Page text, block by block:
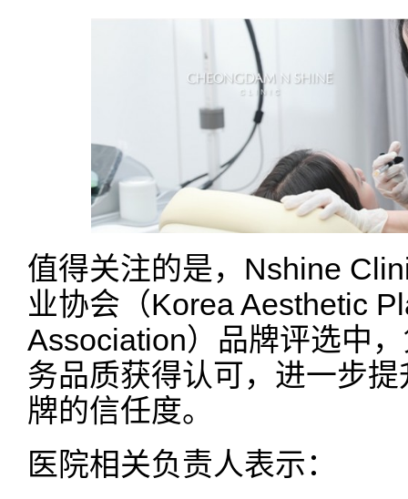
值得关注的是，Nshine
业协会（Korea Aesthetic
Association）品牌评选中
务品质获得认可，进一步
牌的信任度。
医院相关负责人表示：